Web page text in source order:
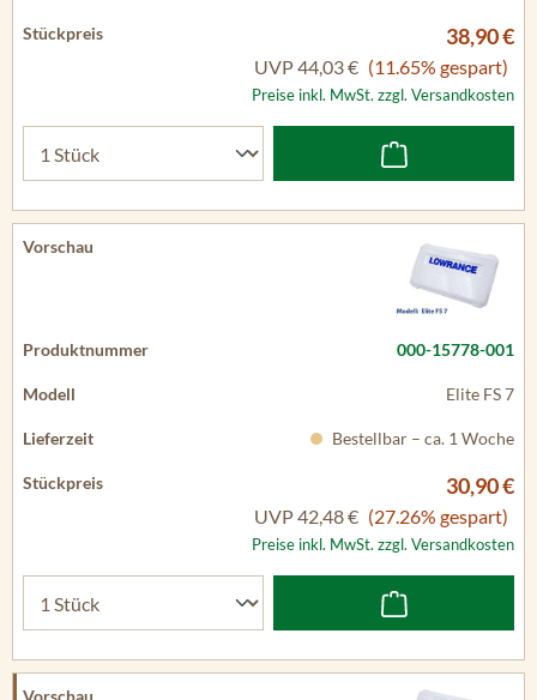
38,90 €
UVP44,03 € (11.65% gespart)
Preise inkl. MwSt. zzgl. Versandkosten
000-15778-001
Elite FS 7
Bestellbar – ca. 1 Woche
30,90 €
UVP42,48 € (27.26% gespart)
Preise inkl. MwSt. zzgl. Versandkosten